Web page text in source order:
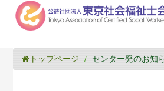
トップページ センター発のお知